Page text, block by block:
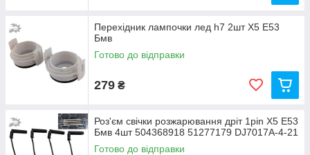
Перехідник лампочки лед h7 2шт Х5 Е53
Бмв
Готово до відправки
279 ₴
Роз'єм свічки розжарювання дріт 1pin Х5 Е53
Бмв 4шт 504368918 51277179 DJ7017A-4-21
Готово до відправки